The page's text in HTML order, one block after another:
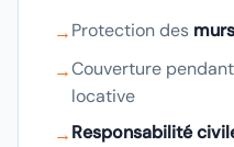
→Protection des
→Couverture
locative
→Responsabilité